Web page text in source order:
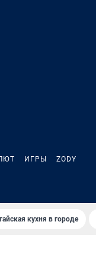
ИГРЫ ZODY
кухня в городе